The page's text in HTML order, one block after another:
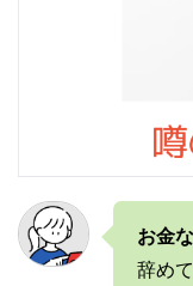
お金
辞め